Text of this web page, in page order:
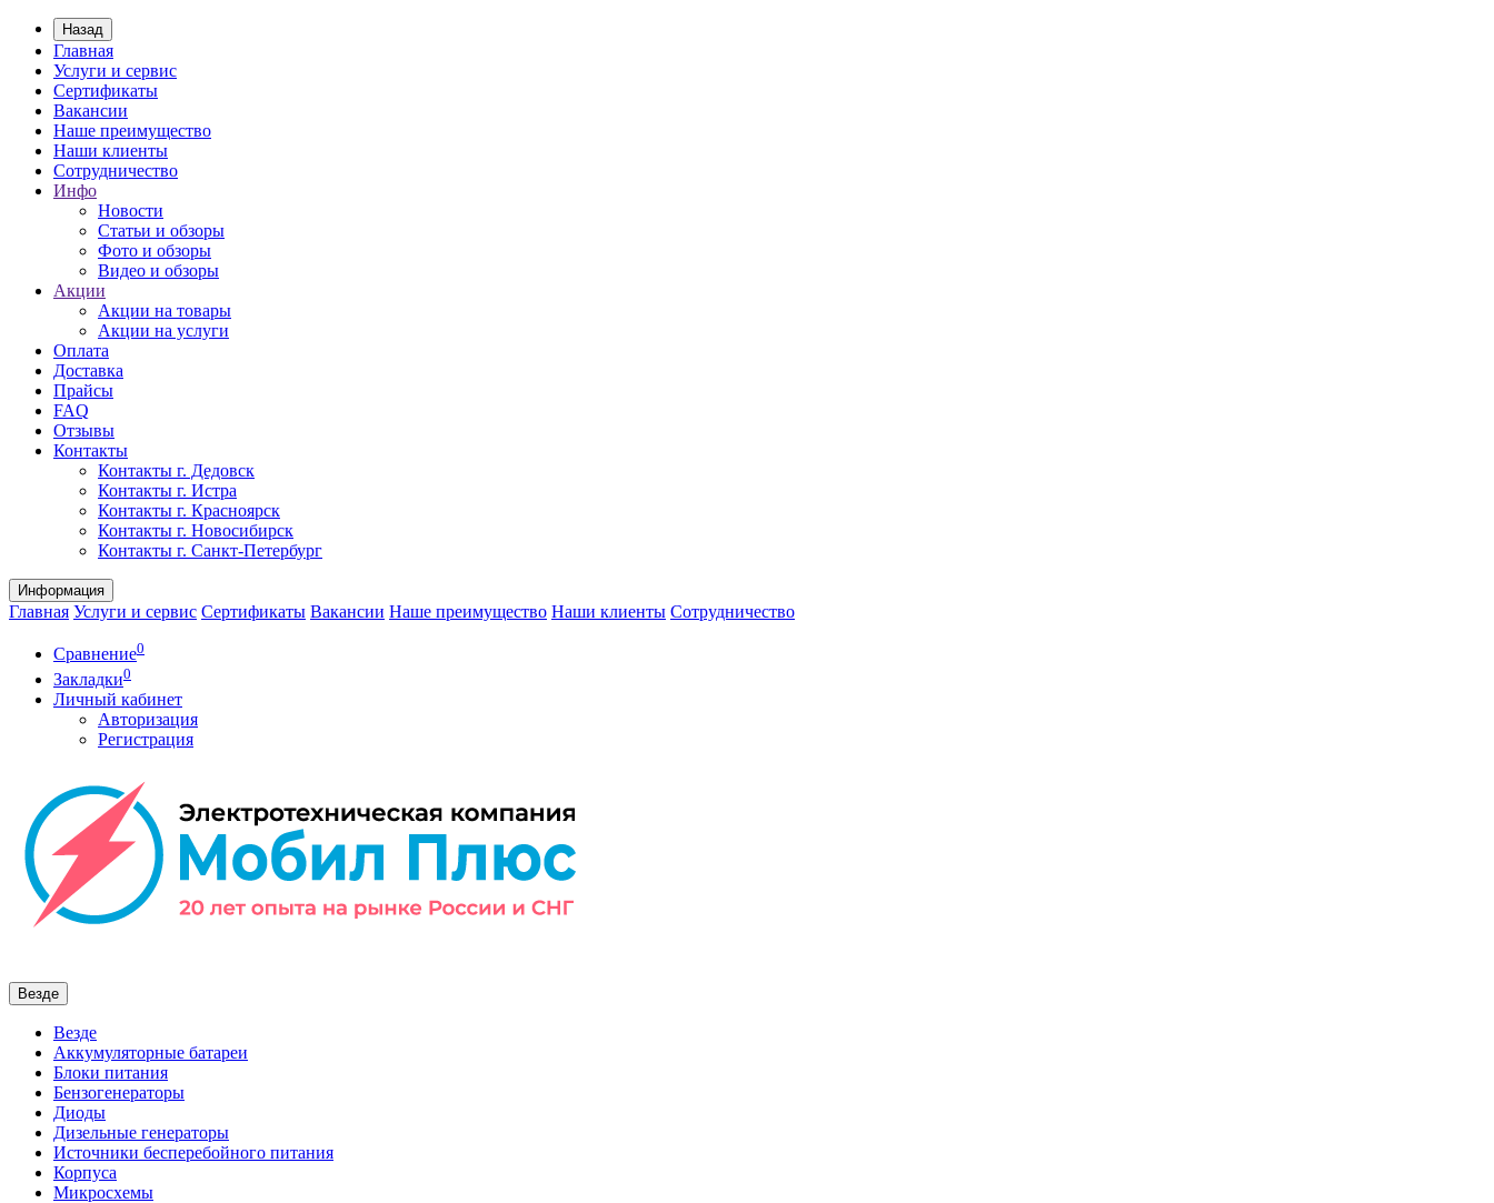
Назад
Главная
Услуги и сервис
Сертификаты
Вакансии
Наше преимущество
Наши клиенты
Сотрудничество
Инфо
Новости
Статьи и обзоры
Фото и обзоры
Видео и обзоры
Акции
Акции на товары
Акции на услуги
Оплата
Доставка
Прайсы
FAQ
Отзывы
Контакты
Контакты г. Дедовск
Контакты г. Истра
Контакты г. Красноярск
Контакты г. Новосибирск
Контакты г. Санкт-Петербург
Информация
Главная Услуги и сервис Сертификаты Вакансии Наше преимущество Наши клиенты Сотрудничество
Сравнение0
Закладки0
Личный кабинет
Авторизация
Регистрация
Везде
Везде
Аккумуляторные батареи
Блоки питания
Бензогенераторы
Диоды
Дизельные генераторы
Источники бесперебойного питания
Корпуса
Микросхемы